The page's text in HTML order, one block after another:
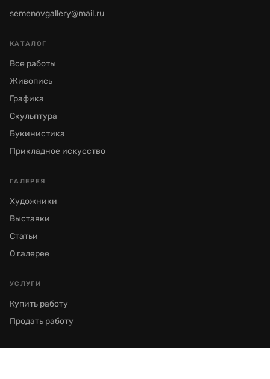
semenovgallery@mail.ru
КАТАЛОГ
Все работы
Живопись
Графика
Скульптура
Букинистика
Прикладное искусство
ГАЛЕРЕЯ
Художники
Выставки
Статьи
О галерее
УСЛУГИ
Купить работу
Продать работу